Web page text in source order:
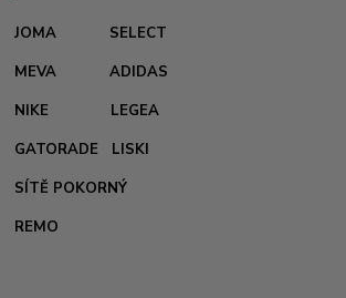
JOMA
SELECT
MEVA
ADIDAS
NIKE
LEGEA
GATORADE
LISKI
SÍTĚ POKORNÝ
REMO